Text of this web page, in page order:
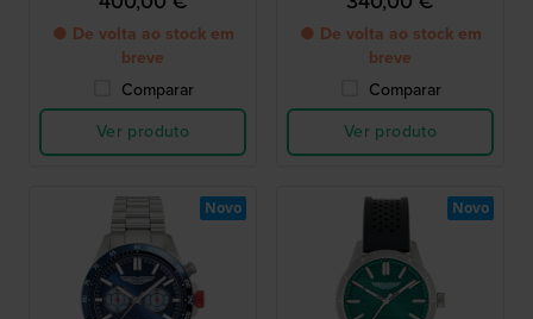
● De volta ao stock em
breve
Comparar
Ver produto
● De volta ao stock em
breve
Comparar
Ver produto
Novo Novo